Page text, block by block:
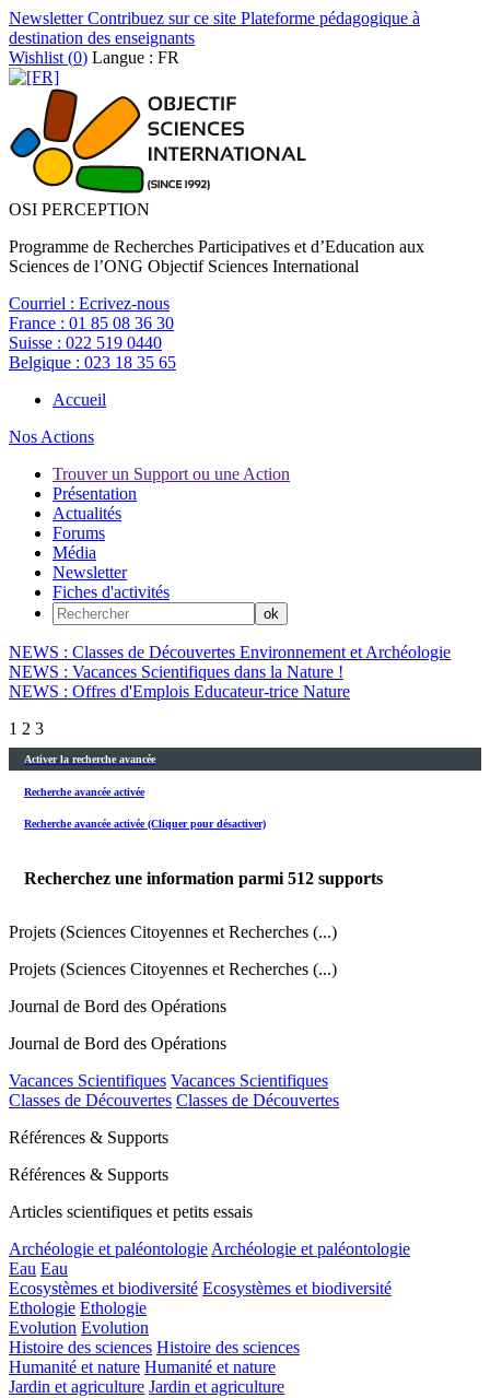
NewsletterContribuez sur ce site Plateforme pédagogique à
destination des enseignants
Wishlist (0) Langue : FR
OSI PERCEPTION
Programme de Recherches Participatives et d’Education aux
Sciences de l’ONG Objectif Sciences International
Courriel : Ecrivez-nous
France : 01 85 08 36 30
Suisse : 022 519 0440
Belgique : 023 18 35 65
Accueil
Nos Actions
Trouver un Support ou une Action
Présentation
Actualités
Forums
Média
Newsletter
Fiches d'activités
NEWS : Classes de Découvertes Environnement et Archéologie
NEWS : Vacances Scientifiques dans la Nature !
NEWS : Offres d'Emplois Educateur-trice Nature
1 2 3
Activer la recherche avancée
Recherche avancée activée
Recherche avancée activée (Cliquer pour désactiver)
Recherchez une information parmi 512 supports
Projets (Sciences Citoyennes et Recherches (...)
Projets (Sciences Citoyennes et Recherches (...)
Journal de Bord des Opérations
Journal de Bord des Opérations
Vacances Scientifiques Vacances Scientifiques
Classes de Découvertes Classes de Découvertes
Références & Supports
Références & Supports
Articles scientifiques et petits essais
Archéologie et paléontologieArchéologie et paléontologie
Eau Eau
Ecosystèmes et biodiversité Ecosystèmes et biodiversité
Ethologie Ethologie
Evolution Evolution
Histoire des sciences Histoire des sciences
Humanité et nature Humanité et nature
Jardin et agriculture Jardin et agriculture